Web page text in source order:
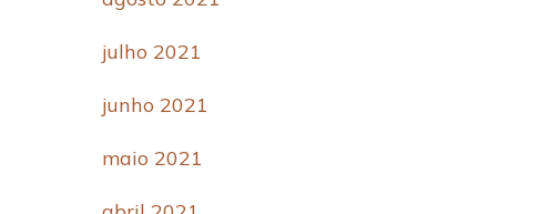
julho 2021
junho 2021
maio 2021